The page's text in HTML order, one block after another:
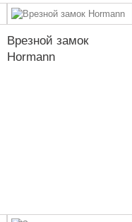
Врезной замок
Hormann